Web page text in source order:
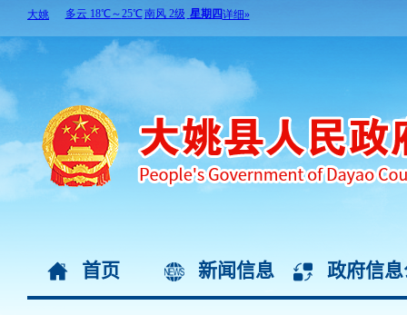
首页 新闻信息 政府信